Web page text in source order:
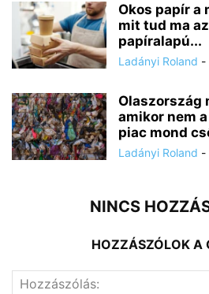
Okos papír a
mit tud ma
papíralapú...
Ladányi Roland -
Olaszország
amikor nem
piac mond
Ladányi Roland -
NINCS
HOZZÁSZÓLOK A